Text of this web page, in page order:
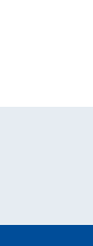
de la
RICERCA